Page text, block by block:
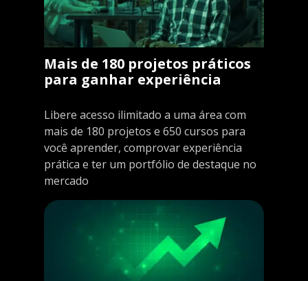
Mais de 180 projetos práticos
para ganhar experiência
Libere acesso ilimitado a uma área com
mais de 180 projetos e 650 cursos para
você aprender, comprovar experiência
prática e ter um portfólio de destaque no
mercado